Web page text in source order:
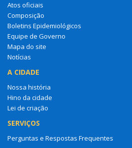
Atos oficiais
Composição
Boletins Epidemiológicos
Equipe de Governo
Mapa do site
Notícias
A CIDADE
Nossa história
Hino da cidade
Lei de criação
SERVIÇOS
Perguntas e Respostas Frequentes